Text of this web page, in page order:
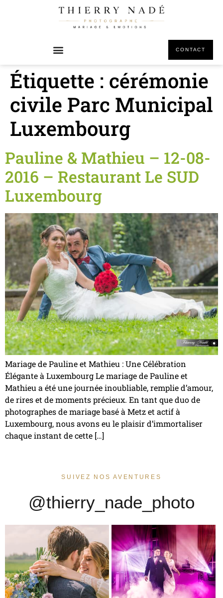
CONTACT
Étiquette : cérémonie
civile Parc Municipal
Luxembourg
Pauline & Mathieu – 12-08-
2016 – Restaurant Le SUD
Luxembourg
Mariage de Pauline et Mathieu : Une Célébration
Élégante à Luxembourg Le mariage de Pauline et
Mathieu a été une journée inoubliable, remplie d’amour,
de rires et de moments précieux. En tant que duo de
photographes de mariage basé à Metz et actif à
Luxembourg, nous avons eu le plaisir d’immortaliser
chaque instant de cette […]
SUIVEZ NOS AVENTURES
@thierry_nade_photo